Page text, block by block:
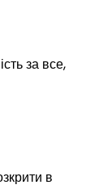
за все,
в